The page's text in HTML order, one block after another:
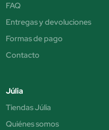
FAQ
Entregas y devoluciones
Formas de pago
Contacto
Júlia
Tiendas Júlia
Quiénes somos